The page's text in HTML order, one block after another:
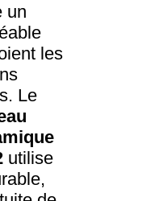
un
les
Le
utilise